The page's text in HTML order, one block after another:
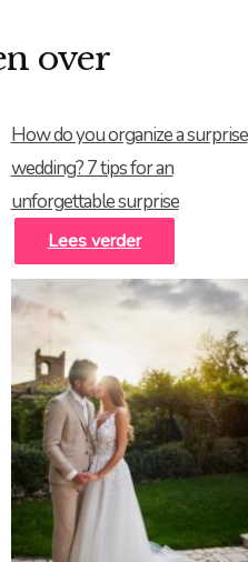
over
How do you organize a surprise
wedding? 7 tips for an
unforgettable surprise
Lees verder